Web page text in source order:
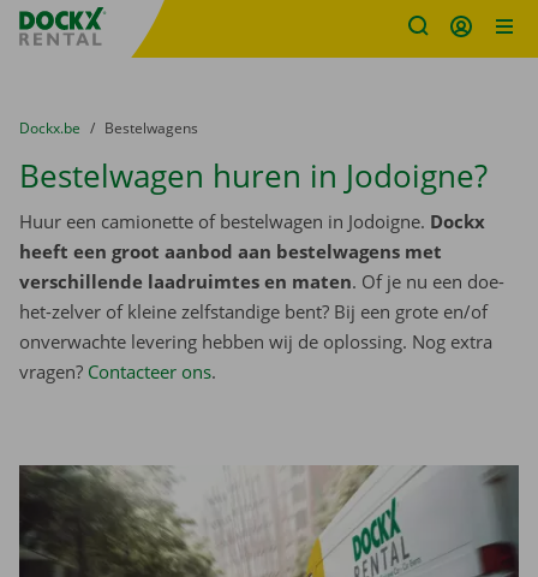
Fratello DEMO
U bevindt zich hier:
van
Dockx.be naar
Bestelwagens
Bestelwagen huren in Jodoigne?
Huur een camionette of bestelwagen in Jodoigne. Dockx
heeft een groot aanbod aan bestelwagens met
verschillende laadruimtes en maten. Of je nu een doe-
het-zelver of kleine zelfstandige bent? Bij een grote en/of
onverwachte levering hebben wij de oplossing. Nog extra
vragen? Contacteer ons.